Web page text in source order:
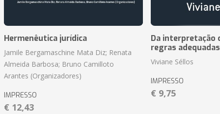
Hermenêutica jurídica
Jamile Bergamaschine Mata Diz; Renata
Almeida Barbosa; Bruno Camilloto
Arantes (Organizadores)
IMPRESSO
€ 12,43
Da interpretação
regras
Viviane Séllos
IMPRESSO
€ 9,75